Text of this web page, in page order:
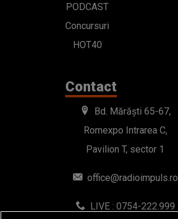
PODCAST
Concursuri
HOT40
Contact
Bd. Mărăști 65-67,
Romexpo Intrarea C,
Pavilion T, sector 1
office@radioimpuls.ro
LIVE : 0754-222.999